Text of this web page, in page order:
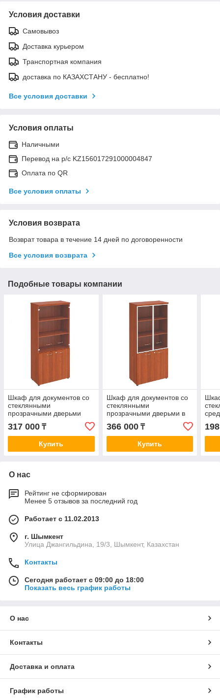
Условия доставки
Самовывоз
Доставка курьером
Транспортная компания
доставка по КАЗАХСТАНУ - бесплатно!
Все условия доставки
Условия оплаты
Наличными
Перевод на р/с KZ156017291000004847
Оплата по QR
Все условия оплаты
Условия возврата
Возврат товара в течение 14 дней по договоренности
Все условия возврата
Подобные товары компании
Шкаф для документов со
стеклянными
прозрачными дверьми
317 000 ₸
Купить
Шкаф для документов со
стеклянными
прозрачными дверьми в
366 000₸
Купить
О нас
Рейтинг не сформирован
Менее 5 отзывов за последний год
Работает с 11.02.2013
г. Шымкент
Улица Джангильдина, 19/3, Шымкент, Казахстан
Контакты
Сегодня работает с 09:00 до 18:00
Показать весь график работы
О нас
Контакты
Доставка и оплата
График работы